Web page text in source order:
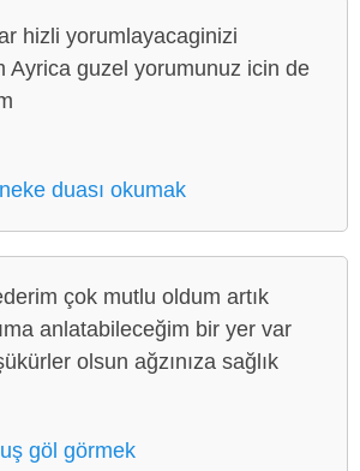
hizli yorumlayacaginizi
Ayrica guzel yorumunuz icin de
duası okumak
çok mutlu oldum artık
anlatabileceğim bir yer var
olsun ağzınıza sağlık
göl görmek